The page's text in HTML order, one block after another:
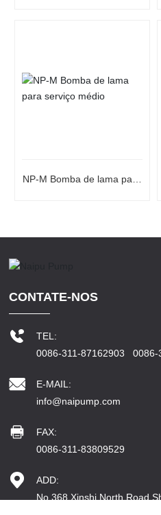
NP-M Bomba de lama para
CONTATE-NOS
TEL:
0086-311-87162903
0086-
E-MAIL:
info@naipump.com
FAX:
0086-311-83809529
ADD:
No.368,Xinshi North